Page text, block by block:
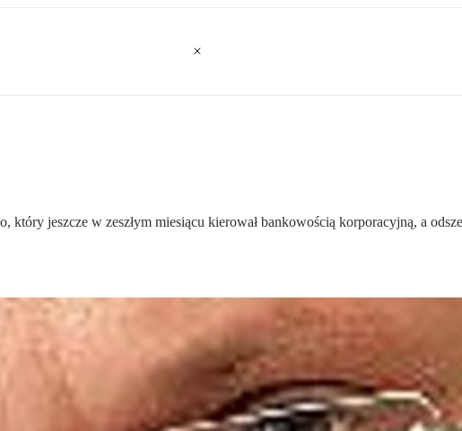
jeszcze w zeszłym miesiącu kierował bankowością korporacyjną, a